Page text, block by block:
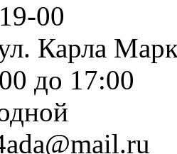
00
Карла
до 17:00